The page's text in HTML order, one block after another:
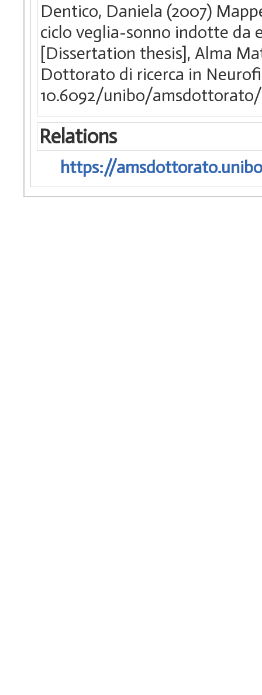
Dentico, Daniela (2007)
ciclo veglia-sonno indotte da
[Dissertation thesis], Alma
Dottorato di ricerca in
10.6092/unibo/
Relations
https://